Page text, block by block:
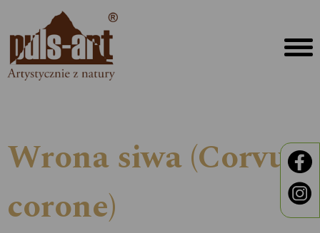
Wrona siwa (Corvus
corone)